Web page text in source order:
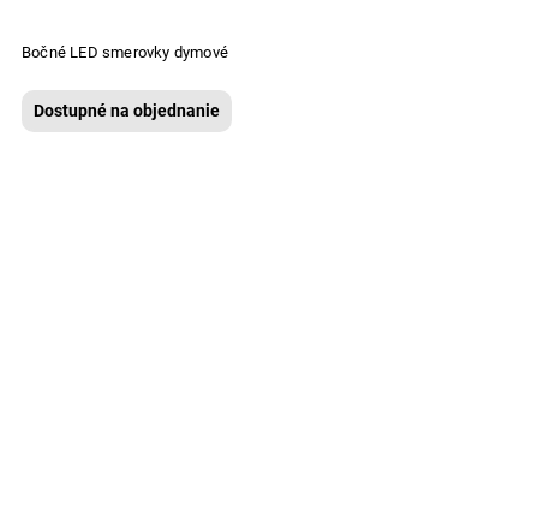
Bočné LED smerovky dymové
Dostupné na objednanie